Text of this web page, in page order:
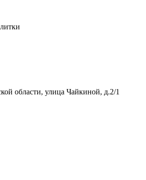
области, улица Чайкиной, д.2/1